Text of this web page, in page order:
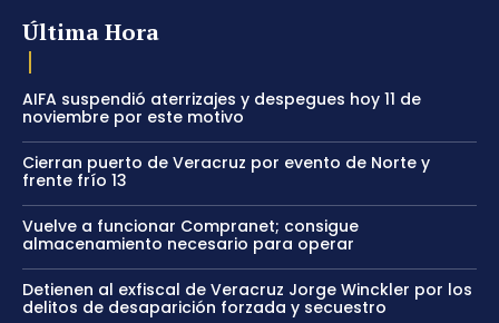
Última Hora
AIFA suspendió aterrizajes y despegues hoy 11 de
noviembre por este motivo
Cierran puerto de Veracruz por evento de Norte y
frente frío 13
Vuelve a funcionar Compranet; consigue
almacenamiento necesario para operar
Detienen al exfiscal de Veracruz Jorge Winckler por los
delitos de desaparición forzada y secuestro